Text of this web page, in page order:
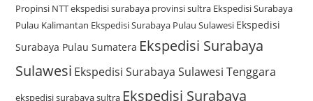
Propinsi NTTekspedisi surabaya provinsi sultra Ekspedisi Surabaya
Pulau Kalimantan Ekspedisi Surabaya Pulau Sulawesi Ekspedisi
Surabaya Pulau Sumatera Ekspedisi Surabaya
Sulawesi Ekspedisi Surabaya Sulawesi Tenggara
ekspedisi surabaya sultra Ekspedisi Surabaya